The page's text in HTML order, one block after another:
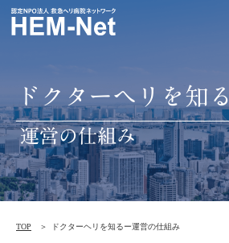
ドクターヘリを知る
運営の仕組み
TOP ドクターヘリを知るー運営の仕組み